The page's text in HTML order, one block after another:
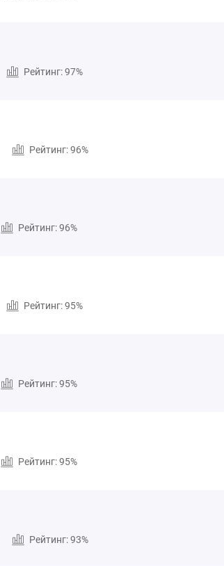
Рейтинг: 97%
Рейтинг: 96%
Рейтинг: 96%
Рейтинг: 95%
Рейтинг: 95%
Рейтинг: 95%
Рейтинг: 93%